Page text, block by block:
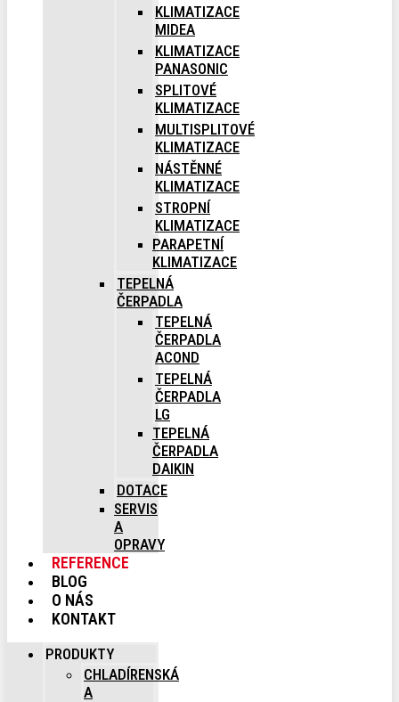
KLIMATIZACE
MIDEA
KLIMATIZACE
PANASONIC
SPLITOVÉ
KLIMATIZACE
MULTISPLITOVÉ
KLIMATIZACE
NÁSTĚNNÉ
KLIMATIZACE
STROPNÍ
KLIMATIZACE
PARAPETNÍ
KLIMATIZACE
TEPELNÁ
ČERPADLA
TEPELNÁ
ČERPADLA
ACOND
TEPELNÁ
ČERPADLA
LG
TEPELNÁ
ČERPADLA
DAIKIN
DOTACE
SERVIS
A
OPRAVY
REFERENCE
BLOG
O NÁS
KONTAKT
PRODUKTY
CHLADÍRENSKÁ
A